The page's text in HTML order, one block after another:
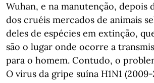
Wuhan, e na manutenção, depois
dos cruéis mercados de animais
deles de espécies em extinção,
são o lugar onde ocorre a
para o homem. Contudo, o
O vírus da gripe suína H1N1